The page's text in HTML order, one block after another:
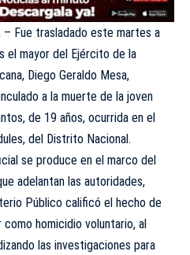
– Fue trasladado este martes a
el mayor del Ejército de la
Diego Geraldo Mesa,
a la muerte de la joven
de 19 años, ocurrida en el
del Distrito Nacional.
se produce en el marco del
adelantan las autoridades,
Público calificó el hecho de
como homicidio voluntario, al
las investigaciones para